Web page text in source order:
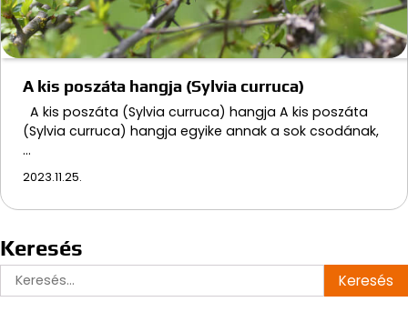
A kis poszáta hangja (Sylvia curruca)
A kis poszáta (Sylvia curruca) hangja A kis poszáta
(Sylvia curruca) hangja egyike annak a sok csodának,
…
2023.11.25.
Keresés
Keresés: